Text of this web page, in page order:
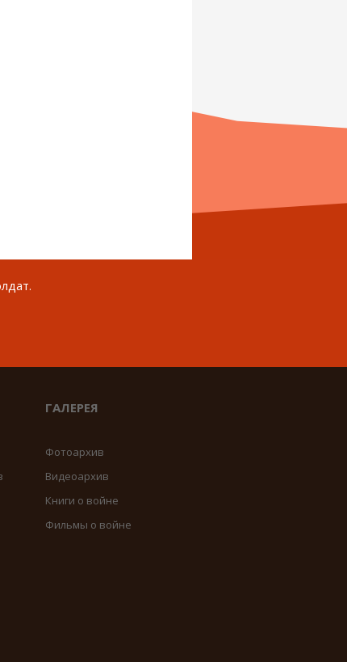
ГАЛЕРЕЯ
Фотоархив
Видеоархив
Книги о войне
Фильмы о войне